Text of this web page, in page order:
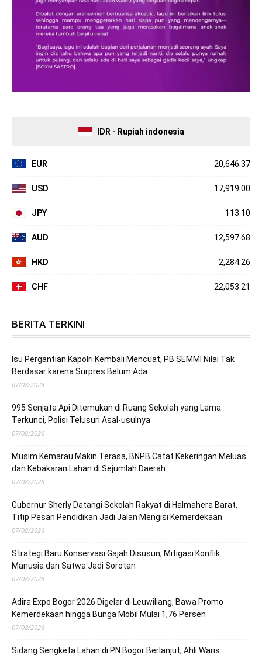
IDR - Rupiah indonesia
EUR 20,646.37
USD 17,919.00
JPY 113.10
AUD 12,597.68
HKD 2,284.26
CHF 22,053.21
BERITA TERKINI
Isu Pergantian Kapolri Kembali Mencuat, PB SEMMI Nilai Tak
Berdasar karena Surpres Belum Ada
07/08/2026
995 Senjata Api Ditemukan di Ruang Sekolah yang Lama
Terkunci, Polisi Telusuri Asal-usulnya
07/08/2026
Musim Kemarau Makin Terasa, BNPB Catat Kekeringan Meluas
dan Kebakaran Lahan di Sejumlah Daerah
07/08/2026
Gubernur Sherly Datangi Sekolah Rakyat di Halmahera Barat,
Titip Pesan Pendidikan Jadi Jalan Mengisi Kemerdekaan
07/08/2026
Strategi Baru Konservasi Gajah Disusun, Mitigasi Konflik
Manusia dan Satwa Jadi Sorotan
07/08/2026
Adira Expo Bogor 2026 Digelar di Leuwiliang, Bawa Promo
Kemerdekaan hingga Bunga Mobil Mulai 1,76 Persen
07/08/2026
Sidang Sengketa Lahan di PN Bogor Berlanjut, Ahli Waris